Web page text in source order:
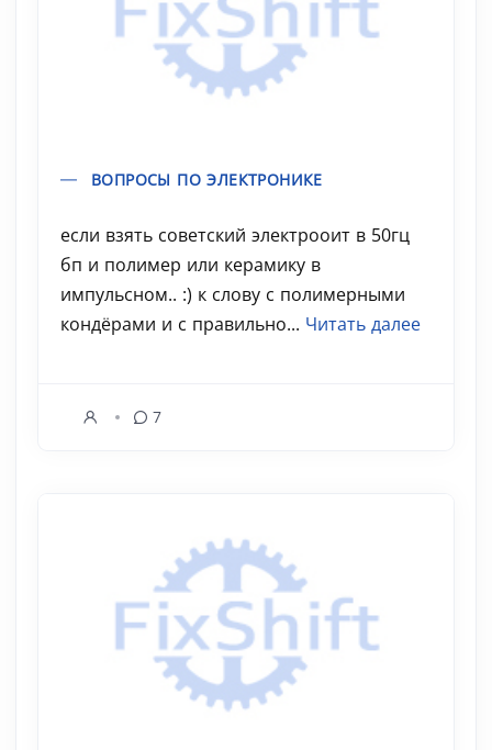
ВОПРОСЫ ПО ЭЛЕКТРОНИКЕ
если взять советский электрооит в 50гц
бп и полимер или керамику в
импульсном.. :) к слову с полимерными
кондёрами и с правильно... Читать далее
7